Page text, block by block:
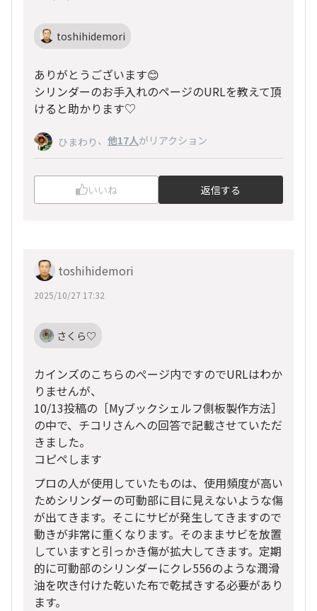
toshihidemori
ありがとうございます😊
シリンダーのお手入れのページのURLを教えて頂
けると助かります♡
ひまわり 、 他17人がリアクション
いいね 返信する
toshihidemori
2025/10/27 17:32
さくら♡
カインズのこちらのぺージ内ですのでURLはわか
りませんが、
10/13投稿の［Myブックシェルフ側板製作方法］
の中で、チコリさんへの回答で記載させていただ
きました。
コピペします
プロの人が使用していたものは、使用頻度が高い
ためシリンダーの可動部に目に見えないような傷
が出てきます。そこにサビが発生してきますので
動きが非常に重くなります。そのままサビを放置
していますと引っかき傷が拡大してきます。定期
的に可動部のシリンダーにクレ556のような潤滑
油を吹き付けた乾いた布で乾拭きする必要があり
ます。